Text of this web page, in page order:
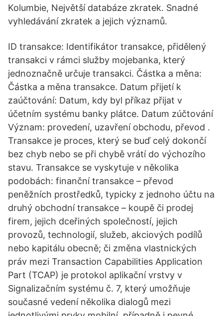
Kolumbie, Největší databáze zkratek. Snadné
vyhledávání zkratek a jejich významů.
ID transakce: Identifikátor transakce, přidělený
transakci v rámci služby mojebanka, který
jednoznačně určuje transakci. Částka a měna:
Částka a měna transakce. Datum přijetí k
zaúčtování: Datum, kdy byl příkaz přijat v
účetním systému banky plátce. Datum zúčtování
Význam: provedení, uzavření obchodu, převod .
Transakce je proces, který se buď celý dokončí
bez chyb nebo se při chybě vrátí do výchozího
stavu. Transakce se vyskytuje v několika
podobách: finanční transakce – převod
peněžních prostředků, typicky z jednoho účtu na
druhý obchodní transakce – koupě či prodej
firem, jejich dceřiných společností, jejich
provozů, technologií, služeb, akciových podílů
nebo kapitálu obecně; či změna vlastnických
práv mezi Transaction Capabilities Application
Part (TCAP) je protokol aplikační vrstvy v
Signalizačním systému č. 7, který umožňuje
současné vedení několika dialogů mezi